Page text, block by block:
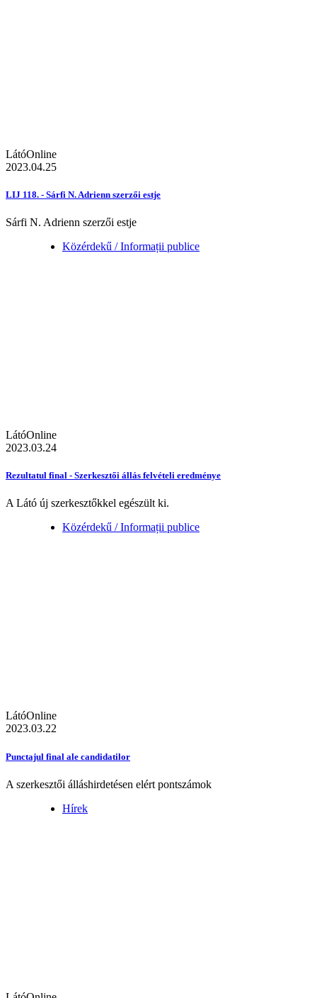
LátóOnline
2023.04.25
LIJ 118. - Sárfi N. Adrienn szerzői estje
Sárfi N. Adrienn szerzői estje
Közérdekű / Informații publice
LátóOnline
2023.03.24
Rezultatul final - Szerkesztői állás felvételi eredménye
A Látó új szerkesztőkkel egészült ki.
Közérdekű / Informații publice
LátóOnline
2023.03.22
Punctajul final ale candidatilor
A szerkesztői álláshirdetésen elért pontszámok
Hírek